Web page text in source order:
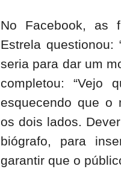
No Facebook, as
Estrela questionou:
seria para dar um
completou: “Vejo
esquecendo que o
os dois lados.
biógrafo, para
garantir que o